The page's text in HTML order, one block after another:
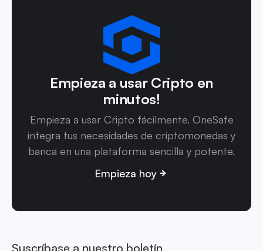
Empieza a usar Cripto en
minutos!
Empieza a usar Cripto fácilmente. OneSafe
integra tus necesidades de criptomonedas y
banca en una plataforma sencilla y potente.
Empieza hoy
Suscríbase a nuestro boletín